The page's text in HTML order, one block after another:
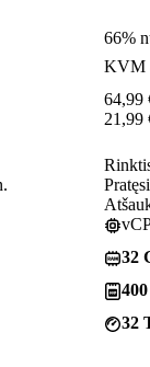
66%
KVM
64,99
21,99
32
32